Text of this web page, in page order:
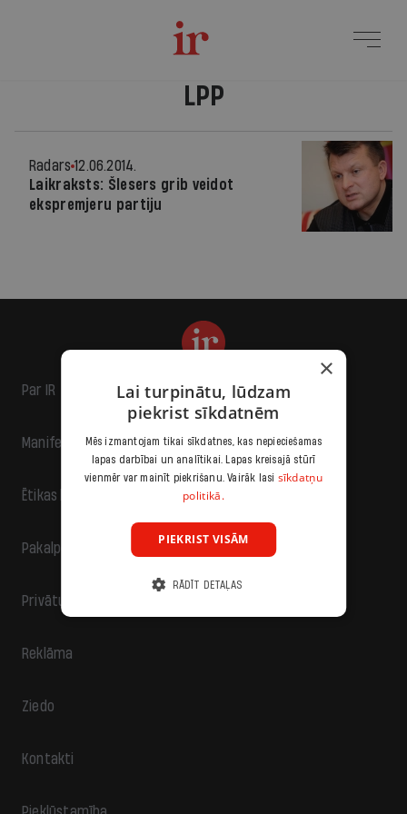
LPP
Radars 12.06.2014.
Laikraksts: Šlesers grib veidot
ekspremjeru partiju
Par IR
Manifests
Ētikas kodekss
Pakalpojumu sniegšanas noteikumi
Privātuma politika
Reklāma
Ziedo
Kontakti
×
Lai turpinātu, lūdzam
piekrist sīkdatnēm
Mēs izmantojam tikai sīkdatnes, kas nepieciešamas
lapas darbībai un analītikai. Lapas kreisajā stūrī
vienmēr var mainīt piekrišanu. Vairāk lasi sīkdatņu
politikā.
PIEKRIST VISĀM
RĀDĪT DETAĻAS